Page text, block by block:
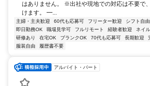
はありません。 ※出社や現地での対応は不要で
けます。 ━...
主婦・主夫歓迎 60代も応募可 フリーター歓迎 シフト自由
即日勤務OK
職場見学可 フルリモート 経験者歓迎 ネイ
研修あり
在宅OK ブランクOK 70代も応募可 長期歓迎
服装自由
履歴書不要
アルバイト・パート